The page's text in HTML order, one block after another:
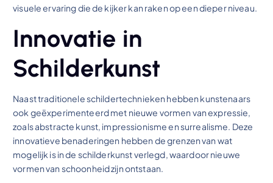
visuele ervaring die de kijker kan raken op een dieper niveau.
Innovatie in
Schilderkunst
Naast traditionele schildertechnieken hebben kunstenaars
ook geëxperimenteerd met nieuwe vormen van expressie,
zoals abstracte kunst, impressionisme en surrealisme. Deze
innovatieve benaderingen hebben de grenzen van wat
mogelijk is in de schilderkunst verlegd, waardoor nieuwe
vormen van schoonheid zijn ontstaan.